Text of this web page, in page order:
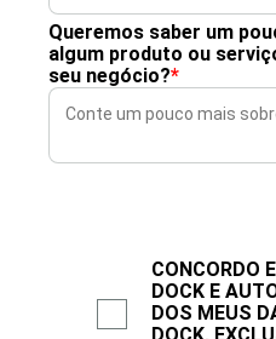
Queremos saber um
algum produto ou
seu negócio?*
CONCORDO
DOCK E
DOS MEUS